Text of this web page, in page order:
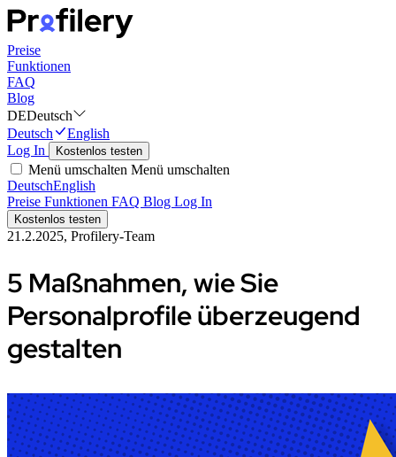
Preise
Funktionen
FAQ
Blog
DEDeutsch
Deutsch
English
Log In
Kostenlos testen
Menü umschalten Menü umschalten
DeutschEnglish
Preise Funktionen FAQ Blog Log In
Kostenlos testen
21.2.2025, Profilery-Team
5 Maßnahmen, wie Sie
Personalprofile überzeugend
gestalten